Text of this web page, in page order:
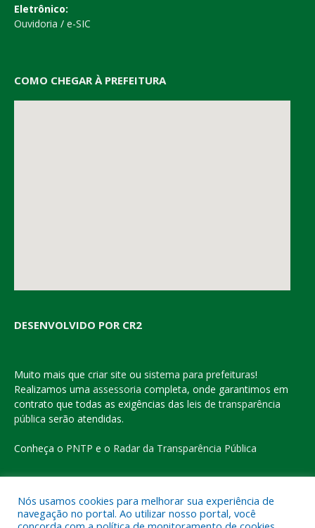
Eletrônico:
Ouvidoria / e-SIC
COMO CHEGAR À PREFEITURA
DESENVOLVIDO POR CR2
Muito mais que criar site ou sistema para prefeituras!
Realizamos uma assessoria completa, onde garantimos em
contrato que todas as exigências das leis de transparência
pública serão atendidas.
Conheça o PNTP e o Radar da Transparência Pública
Todos os direitos reservados a Prefeitura Municipal de Eldorado
Nós usamos cookies para melhorar sua experiência de
navegação no portal. Ao utilizar nosso portal, você